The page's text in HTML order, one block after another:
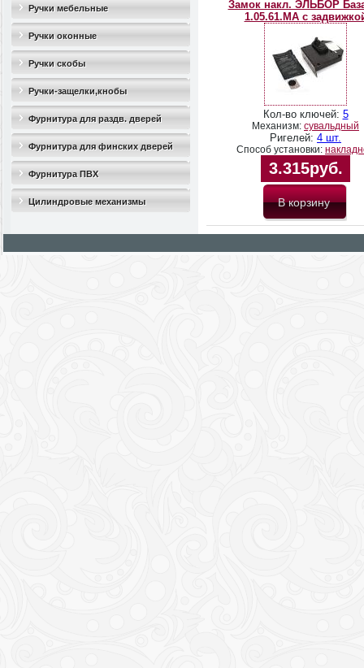
Ручки мебельные
Ручки оконные
Ручки скобы
Ручки-защелки,кнобы
Фурнитура для раздв. дверей
Фурнитура для финских дверей
Фурнитура ПВХ
Цилиндровые механизмы
Замок накл. ЭЛЬБОР
1.05.61.MA с
Кол-во ключей: 5
Механизм: сувальдный
Ригелей: 4 шт.
Способ установки:
3.315руб.